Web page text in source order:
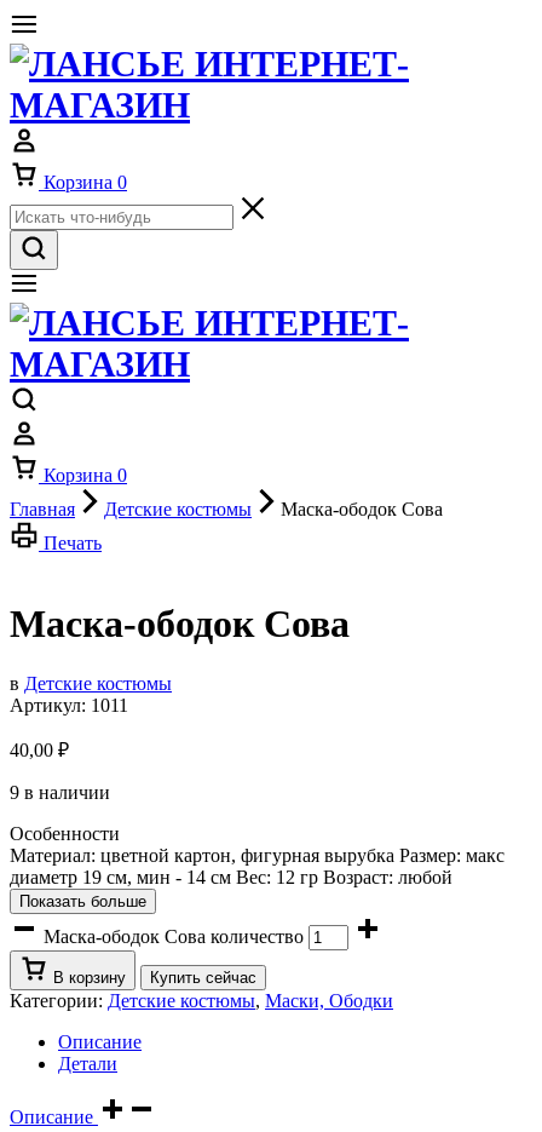
Корзина 0
Корзина 0
Главная
Детские костюмы
Маска-ободок Сова
Печать
Маска-ободок Сова
в Детские костюмы
Артикул: 1011
40,00 ₽
9 в наличии
Особенности
Материал: цветной картон, фигурная вырубка Размер: макс
диаметр 19 см, мин - 14 см Вес: 12 гр Возраст: любой
Показать больше
Маска-ободок Сова количество
В корзину Купить сейчас
Категории: Детские костюмы, Маски, Ободки
Описание
Детали
Описание